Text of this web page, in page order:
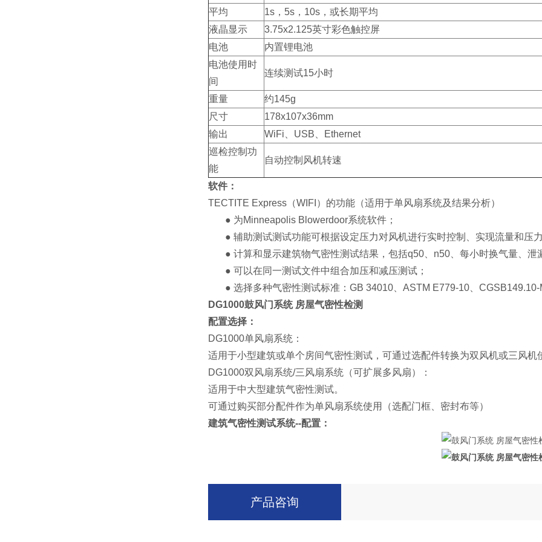
平均
1s，5s，10s，或长期平均
液晶显示
3.75x2.125英寸彩色触控屏
电池
内置锂电池
电池使用时
间
连续测试15小时
重量
约145g
尺寸
178x107x36mm
输出
WiFi、USB、Ethernet
巡检控制功
能
自动控制风机转速
软件：
TECTITE Express（WIFI）的功能（适用于单风扇系统及结果分析）
● 为Minneapolis Blowerdoor系统软件；
● 辅助测试测试功能可根据设定压力对风机进行实时控制、实现流量和压
● 计算和显示建筑物气密性测试结果，包括q50、n50、每小时换气量、泄
● 可以在同一测试文件中组合加压和减压测试；
● 选择多种气密性测试标准：GB 34010、ASTM E779-10、CGSB149.10-
DG1000鼓风门系统 房屋气密性检测
配置选择：
DG1000单风扇系统：
适用于小型建筑或单个房间气密性测试，可通过选配件转换为双风机或三风机
DG1000双风扇系统/三风扇系统（可扩展多风扇）：
适用于中大型建筑气密性测试。
可通过购买部分配件作为单风扇系统使用（选配门框、密封布等）
建筑气密性测试系统--配置：
产品咨询